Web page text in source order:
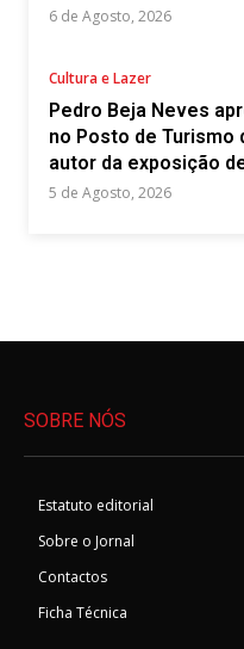
6 de Agosto, 2026
Cultura e Lazer
Pedro Beja Neves
no Posto de Turismo
autor da exposição
5 de Agosto, 2026
SOBRE NÓS
Estatuto editorial
Sobre o Jornal
Contactos
Ficha Técnica